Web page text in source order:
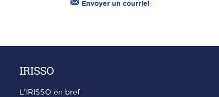
Envoyer un courriel
IRISSO
L'IRISSO en bref